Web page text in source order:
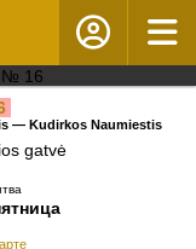
— Kudirkos Naumiestis
gatvė